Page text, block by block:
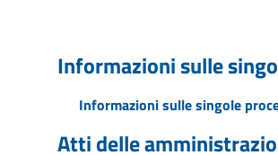
Informazioni sulle
Informazioni sulle singole
Atti delle